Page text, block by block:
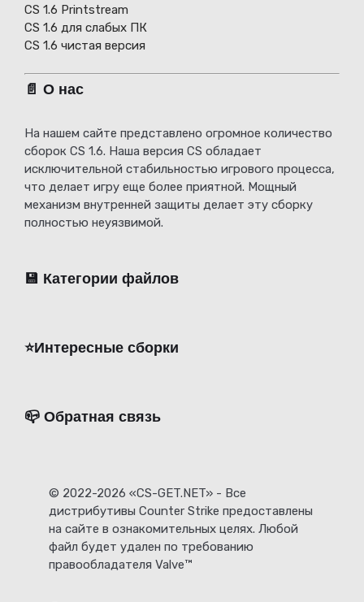
CS 1.6 Printstream
CS 1.6 для слабых ПК
CS 1.6 чистая версия
📄 О нас
На нашем сайте представлено огромное количество
сборок CS 1.6. Наша версия CS обладает
исключительной стабильностью игрового процесса,
что делает игру еще более приятной. Мощный
механизм внутренней защиты делает эту сборку
полностью неуязвимой.
💾 Категории файлов
⭐️Интересные сборки
📪 Обратная связь
© 2022-2026 «CS-GET.NET» - Все
дистрибутивы Counter Strike предоставлены
на сайте в ознакомительных целях. Любой
файл будет удален по требованию
правообладателя Valve™